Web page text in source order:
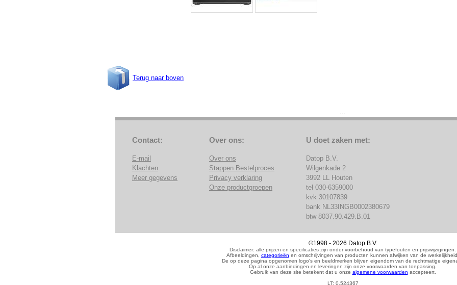
Terug naar boven
...
Contact:
E-mail
Klachten
Meer gegevens
Over ons:
Over ons
Stappen Bestelproces
Privacy verklaring
Onze productgroepen
U doet zaken met:
Datop B.V.
Wilgenkade 2
3992 LL Houten
tel 030-6359000
kvk 30107839
bank NL33INGB0002380679
btw 8037.90.429.B.01
©1998 - 2026 Datop B.V.
Disclaimer: alle prijzen en specificaties zijn onder voorbehoud van typefouten en prijswijzigingen.
Afbeeldingen, categorieën en omschrijvingen van producten kunnen afwijken van de werkelijkheid.
De op deze pagina opgenomen logo's en beeldmerken blijven eigendom van de rechtmatige
Op al onze aanbiedingen en leveringen zijn onze voorwaarden van toepassing.
Gebruik van deze site betekent dat u onze algemene voorwaarden accepteert.
LT: 0.524367